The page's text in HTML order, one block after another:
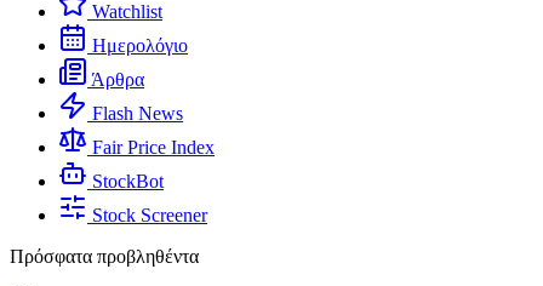
Watchlist
Ημερολόγιο
Άρθρα
Flash News
Fair Price Index
StockBot
Stock Screener
Πρόσφατα προβληθέντα